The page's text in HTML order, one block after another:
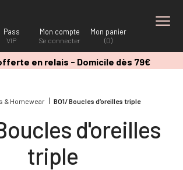
Pass
VIP
Mon compte
Se connecter
Mon panier
(0)
en relais - Domicile dès 79€
& Homewear BO1/ Boucles d’oreilles triple
d'oreilles
triple